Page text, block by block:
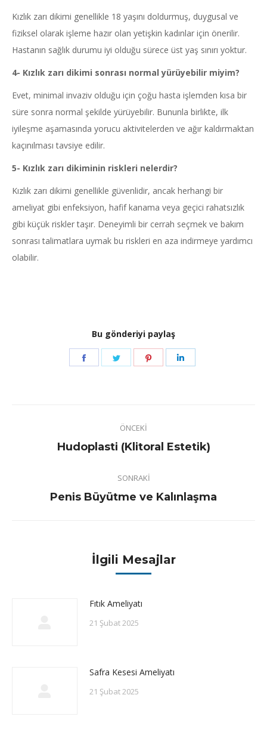
Kızlık zarı dikimi genellikle 18 yaşını doldurmuş, duygusal ve
fiziksel olarak işleme hazır olan yetişkin kadınlar için önerilir.
Hastanın sağlık durumu iyi olduğu sürece üst yaş sınırı yoktur.
4- Kızlık zarı dikimi sonrası normal yürüyebilir miyim?
Evet, minimal invaziv olduğu için çoğu hasta işlemden kısa bir
süre sonra normal şekilde yürüyebilir. Bununla birlikte, ilk
iyileşme aşamasında yorucu aktivitelerden ve ağır kaldırmaktan
kaçınılması tavsiye edilir.
5- Kızlık zarı dikiminin riskleri nelerdir?
Kızlık zarı dikimi genellikle güvenlidir, ancak herhangi bir
ameliyat gibi enfeksiyon, hafif kanama veya geçici rahatsızlık
gibi küçük riskler taşır. Deneyimli bir cerrah seçmek ve bakım
sonrası talimatlara uymak bu riskleri en aza indirmeye yardımcı
olabilir.
Bu gönderiyi paylaş
Share
Share
Share
ÖNCEKI
Previous
Hudoplasti (Klitoral Estetik)
SONRAKI
Next
Penis Büyütme ve Kalınlaşma
İlgili Mesajlar
Fıtık Ameliyatı
21 Şubat 2025
Safra Kesesi Ameliyatı
21 Şubat 2025